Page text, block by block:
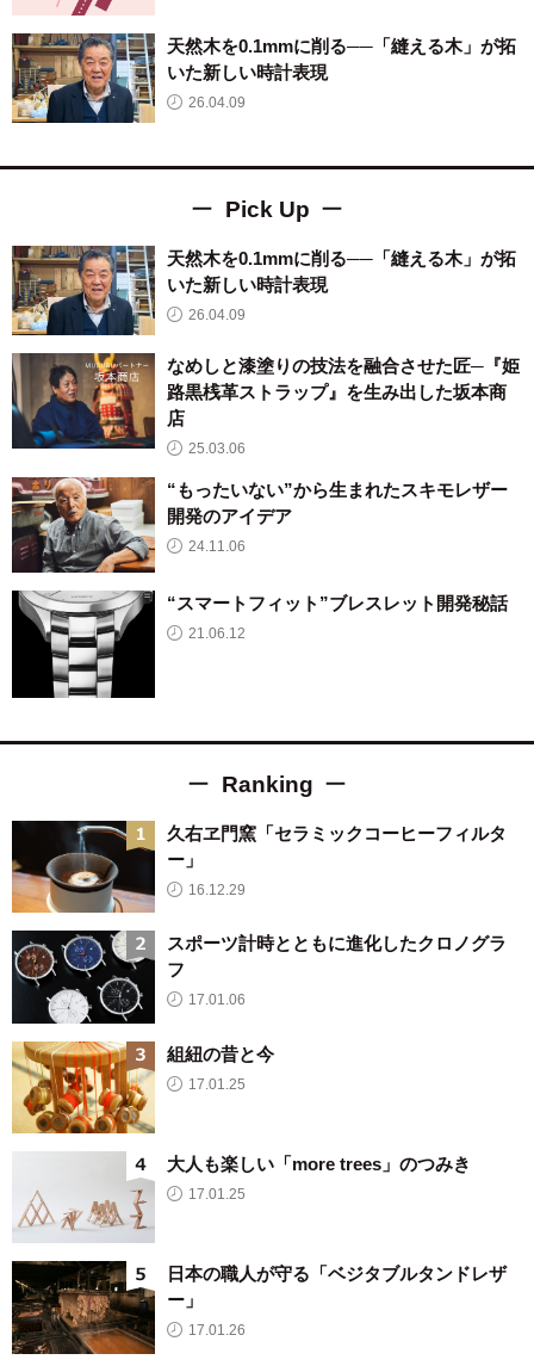
天然木を0.1mmに削る──「縫える木」が拓
いた新しい時計表現
26.04.09
Pick Up
天然木を0.1mmに削る──「縫える木」が拓
いた新しい時計表現
26.04.09
なめしと漆塗りの技法を融合させた匠─『姫
路黒桟革ストラップ』を生み出した坂本商
店
25.03.06
“もったいない”から生まれたスキモレザー
開発のアイデア
24.11.06
“スマートフィット”ブレスレット開発秘話
21.06.12
Ranking
久右ヱ門窯「セラミックコーヒーフィルタ
ー」
16.12.29
スポーツ計時とともに進化したクロノグラ
フ
17.01.06
組紐の昔と今
17.01.25
大人も楽しい「more trees」のつみき
17.01.25
日本の職人が守る「ベジタブルタンドレザ
ー」
17.01.26